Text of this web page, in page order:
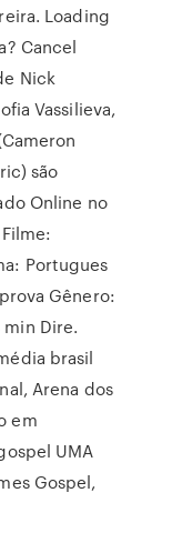
Loading
Cancel
Nick
Vassilieva,
são
Online no
Portugues
Gênero:
min Dire.
brasil
Arena dos
em
UMA
Gospel,